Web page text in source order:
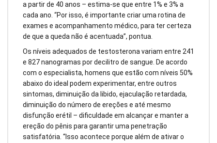
a partir de 40 anos – estima-se que entre 1% e 3% a
cada ano. “Por isso, é importante criar uma rotina de
exames e acompanhamento médico, para ter certeza
de que a queda não é acentuada”, pontua.
Os níveis adequados de testosterona variam entre 241
e 827 nanogramas por decilitro de sangue. De acordo
com o especialista, homens que estão com níveis 50%
abaixo do ideal podem experimentar, entre outros
sintomas, diminuição da libido, ejaculação retardada,
diminuição do número de ereções e até mesmo
disfunção erétil – dificuldade em alcançar e manter a
ereção do pênis para garantir uma penetração
satisfatória. “Isso acontece porque além de ativar o